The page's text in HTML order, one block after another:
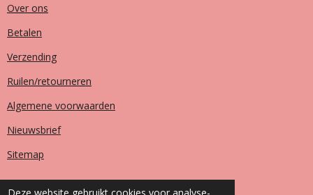
Over ons
Betalen
Verzending
Ruilen/retourneren
Algemene voorwaarden
Nieuwsbrief
Sitemap